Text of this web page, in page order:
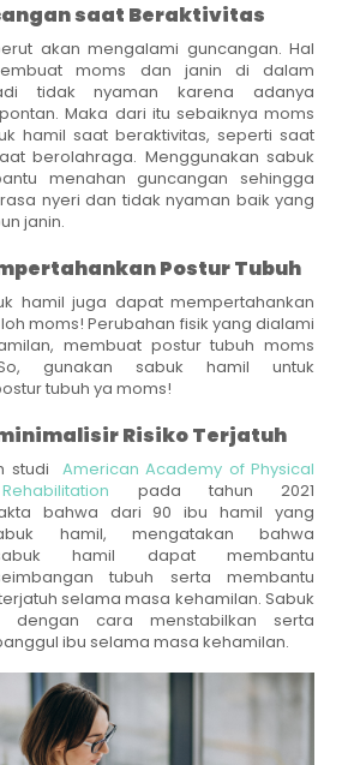
saat Beraktivitas
akan mengalami guncangan. Hal
moms dan janin di dalam
tidak nyaman karena adanya
Maka dari itu sebaiknya moms
hamil saat beraktivitas, seperti saat
berolahraga. Menggunakan sabuk
menahan guncangan sehingga
nyeri dan tidak nyaman baik yang
janin.
Postur Tubuh
hamil juga dapat mempertahankan
moms! Perubahan fisik yang dialami
membuat postur tubuh moms
gunakan sabuk hamil untuk
tubuh ya moms!
Risiko Terjatuh
studi American Academy of Physical
pada tahun 2021
bahwa dari 90 ibu hamil yang
hamil, mengatakan bahwa
hamil dapat membantu
tubuh serta membantu
selama masa kehamilan. Sabuk
cara menstabilkan serta
ibu selama masa kehamilan.